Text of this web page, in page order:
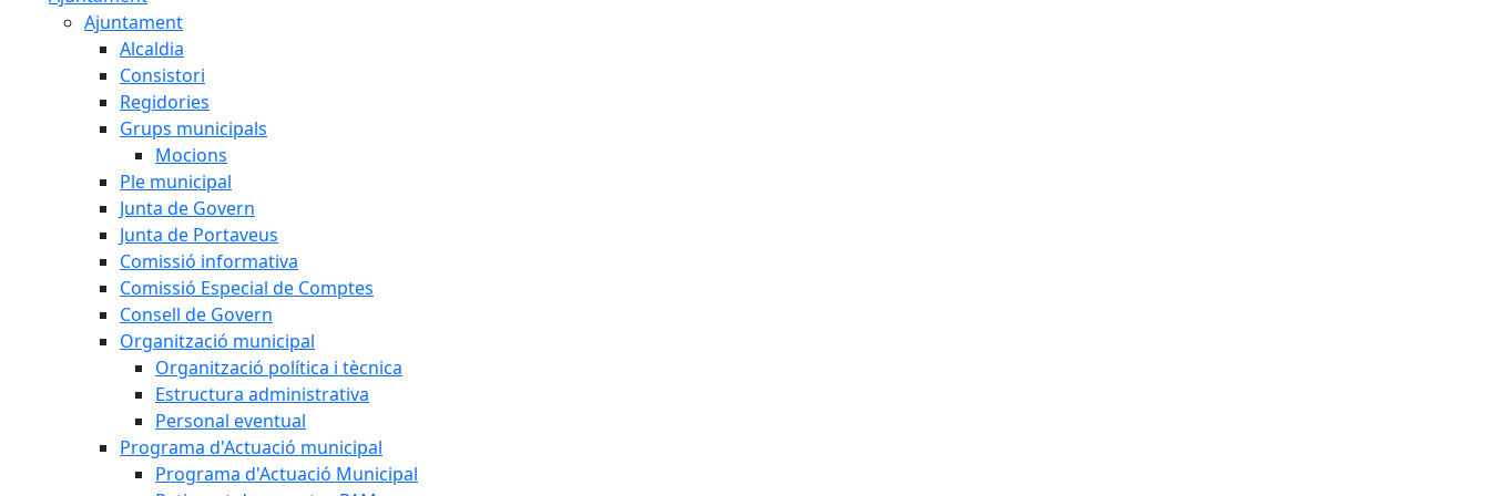
Ajuntament
Alcaldia
Consistori
Regidories
Grups municipals
Mocions
Ple municipal
Junta de Govern
Junta de Portaveus
Comissió informativa
Comissió Especial de Comptes
Consell de Govern
Organització municipal
Organització política i tècnica
Estructura administrativa
Personal eventual
Programa d'Actuació municipal
Programa d'Actuació Municipal